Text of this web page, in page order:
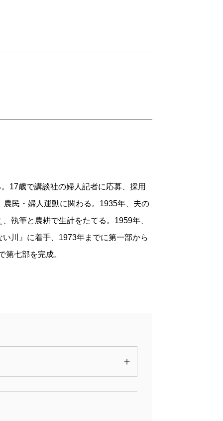
17歳で講談社の婦人記者に応募、採用
民・婦人運動に関わる。1935年、夫の
執筆と農耕で生計をたてる。1959年、
川』に着手、1973年までに第一部から
第七部を完成。